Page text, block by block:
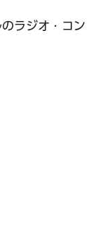
のラジオ・コン